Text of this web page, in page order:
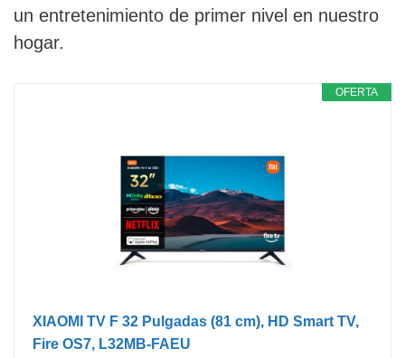
un entretenimiento de primer nivel en nuestro
hogar.
OFERTA
XIAOMI TV F 32 Pulgadas (81 cm), HD Smart TV,
Fire OS7, L32MB-FAEU